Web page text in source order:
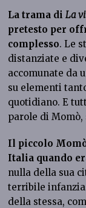
La trama diLa
pretesto per
complesso. Le
distanziate e
accomunate da
su elementi
quotidiano. E
parole di
Il piccolo
Italia quando
nulla della sua
terribile
della stessa,